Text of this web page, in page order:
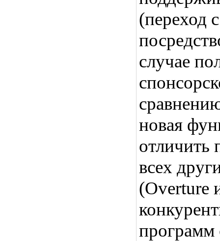
(переход
случае
новая
отличить
всех
(Overture
программ